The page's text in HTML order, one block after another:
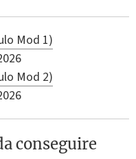
Mod 1)
Mod 2)
conseguire